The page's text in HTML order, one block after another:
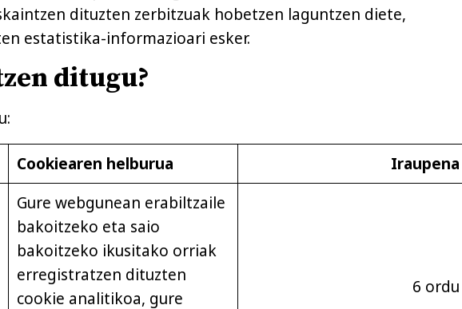
dituzten zerbitzuak hobetzen laguntzen diete,
estatistika-informazioari esker.
ditugu?
Cookiearen helburua Iraupena
Gure webgunean erabiltzaile
bakoitzeko eta saio
bakoitzeko ikusitako orriak
erregistratzen dituzten
cookie analitikoa, gure
6 ordu